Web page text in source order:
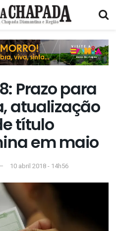
Prazo para
atualização
título
em maio
10 abril 2018 - 14h56